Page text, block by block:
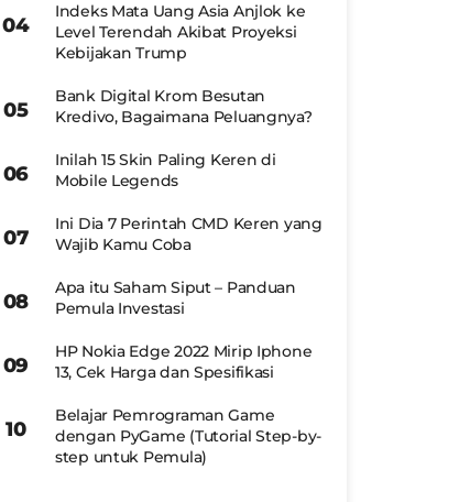
Indeks Mata Uang Asia Anjlok ke
Level Terendah Akibat Proyeksi
Kebijakan Trump
Bank Digital Krom Besutan
Kredivo, Bagaimana Peluangnya?
Inilah 15 Skin Paling Keren di
Mobile Legends
Ini Dia 7 Perintah CMD Keren yang
Wajib Kamu Coba
Apa itu Saham Siput – Panduan
Pemula Investasi
HP Nokia Edge 2022 Mirip Iphone
13, Cek Harga dan Spesifikasi
Belajar Pemrograman Game
dengan PyGame (Tutorial Step-by-
step untuk Pemula)